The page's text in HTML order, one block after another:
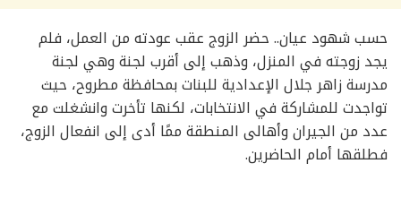
حسب شهود عيان.. حضر الزوج عقب عودته من العمل، فلم
يجد زوجته في المنزل، وذهب إلى أقرب لجنة وهي لجنة
مدرسة زاهر جلال الإعدادية للبنات بمحافظة مطروح، حيث
تواجدت للمشاركة في الانتخابات، لكنها تأخرت وانشغلت مع
عدد من الجيران وأهالى المنطقة ممًا أدى إلى انفعال الزوج،
فطلقها أمام الحاضرين.